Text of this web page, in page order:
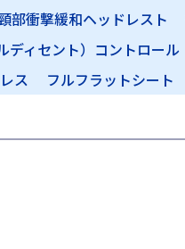
部衝撃緩和ヘッドレスト
ディセント）コントロール
ス フルフラットシート